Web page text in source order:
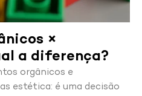
×
a diferença?
orgânicos e
estética: é uma decisão